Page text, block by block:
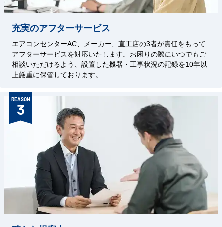
充実のアフターサービス
エアコンセンターAC、メーカー、直工店の3者が責任をもって
アフターサービスを対応いたします。お困りの際にいつでもご
相談いただけるよう、設置した機器・工事状況の記録を10年以
上厳重に保管しております。
REASON
3